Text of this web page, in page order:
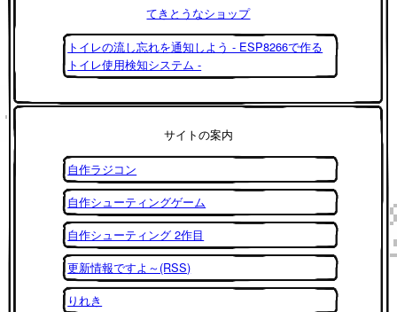
てきとうなショップ
トイレの流し忘れを通知しよう - ESP8266で作る
トイレ使用検知システム -
サイトの案内
自作ラジコン
自作シューティングゲーム
自作シューティング 2作目
更新情報ですよ～(RSS)
りれき